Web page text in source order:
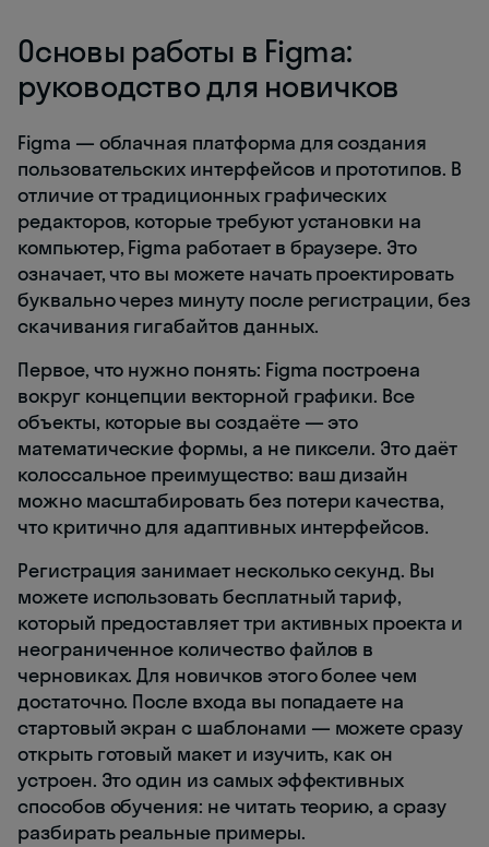
Основы работы в Figma:
руководство для новичков
Figma — облачная платформа для создания
пользовательских интерфейсов и прототипов. В
отличие от традиционных графических
редакторов, которые требуют установки на
компьютер, Figma работает в браузере. Это
означает, что вы можете начать проектировать
буквально через минуту после регистрации, без
скачивания гигабайтов данных.
Первое, что нужно понять: Figma построена
вокруг концепции векторной графики. Все
объекты, которые вы создаёте — это
математические формы, а не пиксели. Это даёт
колоссальное преимущество: ваш дизайн
можно масштабировать без потери качества,
что критично для адаптивных интерфейсов.
Регистрация занимает несколько секунд. Вы
можете использовать бесплатный тариф,
который предоставляет три активных проекта и
неограниченное количество файлов в
черновиках. Для новичков этого более чем
достаточно. После входа вы попадаете на
стартовый экран с шаблонами — можете сразу
открыть готовый макет и изучить, как он
устроен. Это один из самых эффективных
способов обучения: не читать теорию, а сразу
разбирать реальные примеры.